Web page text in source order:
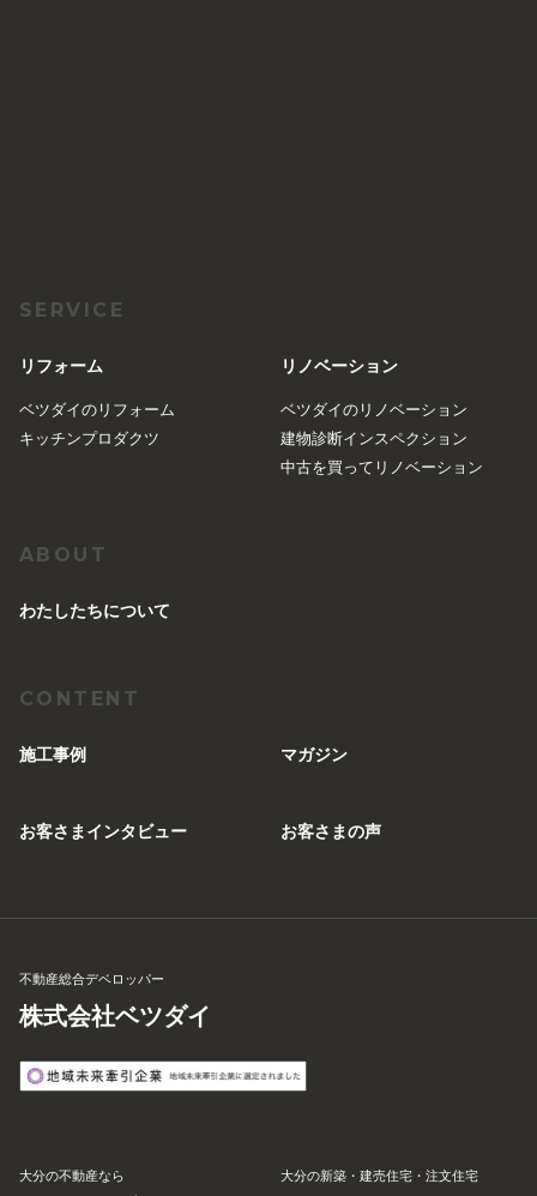
SERVICE
リフォーム
ベツダイのリフォーム
キッチンプロダクツ
リノベーション
ベツダイのリノベーション
建物診断インスペクション
中古を買ってリノベーション
ABOUT
︎わたしたちについて
CONTENT
施工事例 マガジン
お客さまインタビュー お客さまの声
不動産総合デベロッパー
株式会社ベツダイ
大分の不動産なら 大分の新築・建売住宅・注文住宅